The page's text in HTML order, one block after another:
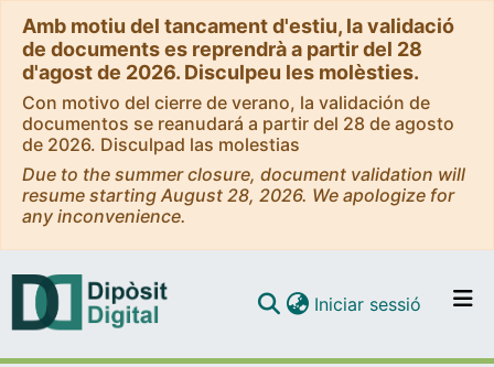
Amb motiu del tancament d'estiu, la validació
de documents es reprendrà a partir del 28
d'agost de 2026. Disculpeu les molèsties.
Con motivo del cierre de verano, la validación de
documentos se reanudará a partir del 28 de agosto
de 2026. Disculpad las molestias
Due to the summer closure, document validation will
resume starting August 28, 2026. We apologize for
any inconvenience.
Iniciar sessió (current)